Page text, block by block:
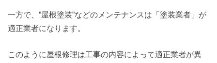
一方で、”屋根塗装”などのメンテナンスは「塗装業者」が
適正業者になります。
このように屋根修理は工事の内容によって適正業者が異